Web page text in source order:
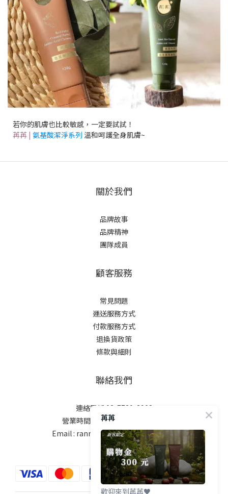
若你的肌膚也比較敏感，一定要試試！
苒苒 | 氨基酸潔淨系列 溫和呵護全身肌膚~
關於我們
品牌故事
品牌精神
團隊成員
顧客服務
常見問題
運送服務方式
付款服務方式
退換貨政策
條款與細則
聯絡我們
連絡電話:02-7730-3908
營業時間:週一至週五10:00-18:00
Email : ranranbeauty.tw@gmail.com
苒苒
歡迎來到苒苒♥️